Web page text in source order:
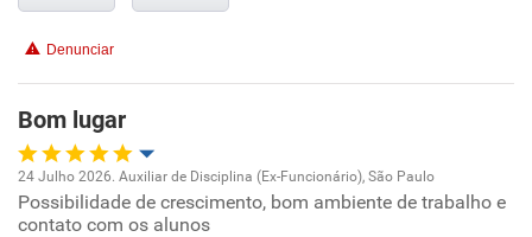
Benefícios
Recomenda esta empresa
Denunciar
Bom lugar
Oportunidade de promoção
24 Julho 2026. Auxiliar de Disciplina (Ex-Funcionário), São Paulo
Possibilidade de crescimento, bom ambiente de trabalho e
contato com os alunos